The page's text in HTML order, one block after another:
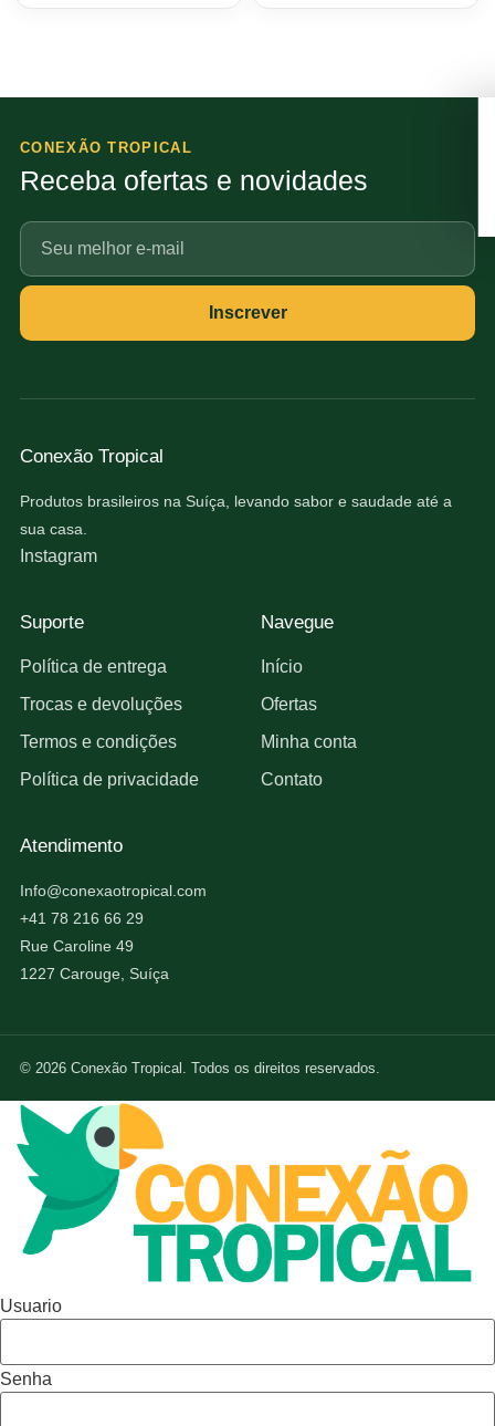
CONEXÃO TROPICAL
Receba ofertas e novidades
Seu
mail
Inscrever
Conexão Tropical
Produtos brasileiros na Suíça, levando sabor e saudade até a
sua casa.
Instagram
Suporte
Política de entrega
Trocas e devoluções
Termos e condições
Política de privacidade
Navegue
Início
Ofertas
Minha conta
Contato
Atendimento
Info@conexaotropical.com
+41 78 216 66 29
Rue Caroline 49
1227 Carouge, Suíça
© 2026 Conexão Tropical. Todos os direitos reservados.
Usuario
Senha